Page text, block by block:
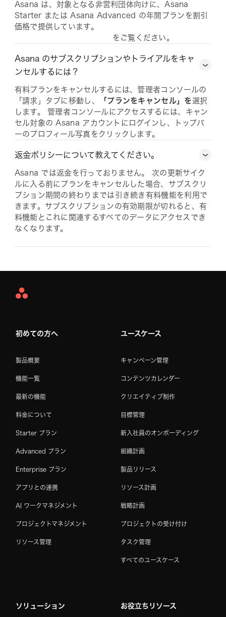
Asana は、対象となる非営利団体向けに、Asana
Starter または Asana Advanced の年間プランを割引
価格で提供しています。
をご覧ください。
Asana のサブスクリプションやトライアルをキャ
ンセルするには？
有料プランをキャンセルするには、管理者コンソールの
「請求」タブに移動し、
「プランをキャンセル」を選択
します。 管理者コンソールにアクセスするには、キャン
セル対象の Asana アカウントにログインし、トップバ
ーのプロフィール写真をクリックします。
返金ポリシーについて教えてください。
Asana では返金を行っておりません。 次の更新サイク
ルに入る前にプランをキャンセルした場合、サブスクリ
プション期間の終わりまでは引き続き有料機能を利用で
きます。サブスクリプションの有効期限が切れると、有
料機能とこれに関連するすべてのデータにアクセスでき
なくなります。
Asana
初めての方へ
製品概要
機能一覧
最新の機能
料金について
Starter プラン
Advanced プラン
Enterprise プラン
アプリとの連携
AI ワークマネジメント
プロジェクトマネジメント
リソース管理
ユースケース
キャンペーン管理
コンテンツカレンダー
クリエイティブ制作
目標管理
新入社員のオンボーディング
組織計画
製品リリース
リソース計画
戦略計画
プロジェクトの受け付け
タスク管理
すべてのユースケース
ソリューション お役立ちリソース